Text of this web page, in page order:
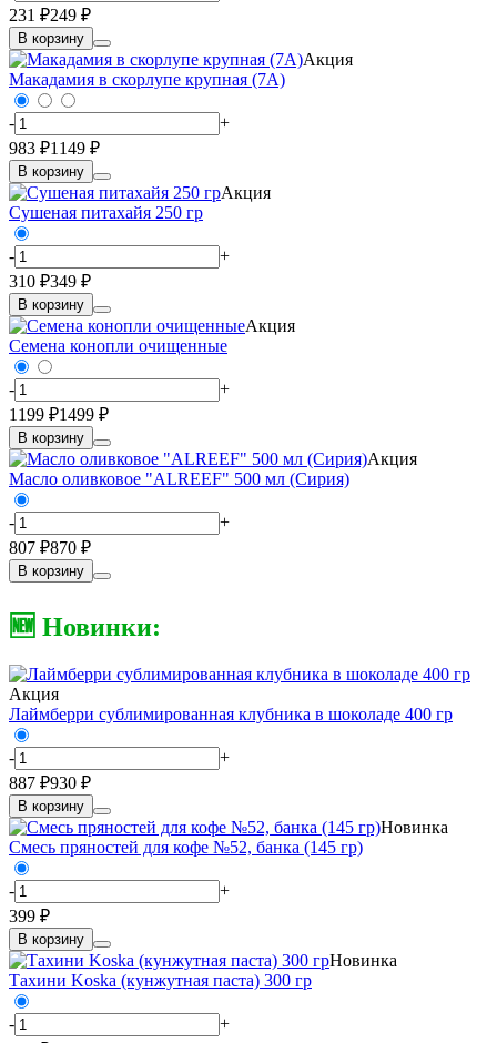
231 ₽249 ₽
В корзину
Акция
Макадамия в скорлупе крупная (7А)
-
+
983 ₽1149 ₽
В корзину
Акция
Сушеная питахайя 250 гр
-
+
310 ₽349 ₽
В корзину
Акция
Семена конопли очищенные
-
+
1199 ₽1499 ₽
В корзину
Акция
Масло оливковое "ALREEF" 500 мл (Сирия)
-
+
807 ₽870 ₽
В корзину
🆕 Новинки:
Акция
Лаймберри сублимированная клубника в шоколаде 400 гр
-
+
887 ₽930 ₽
В корзину
Новинка
Смесь пряностей для кофе №52, банка (145 гр)
-
+
399 ₽
В корзину
Новинка
Тахини Koska (кунжутная паста) 300 гр
-
+